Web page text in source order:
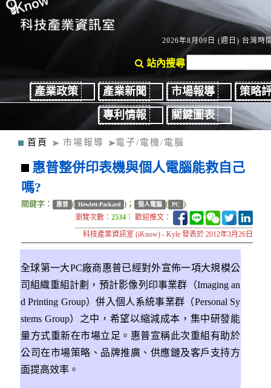
2026年8月09日 (週日) 台灣時
站內搜尋
產業政策 產業新聞 市場報導
策略
專利情報
關鍵圖表
首頁 市場報導 電子/電機/電腦
惠普整併印表機與個人電腦能救自己
嗎?
關鍵字： 惠普 ( Hewlett-Packard )； 個人電腦 ( PC )
瀏覽次數：2534 ｜ 歡迎推文：
科技產業資訊室 (iKnow) - Kyle 發表於 2012年3月26日
全球第一大PC廠商惠普已經對外宣佈一項大規模公
司組織重組計劃，預計影像列印事業群（Imaging an
d Printing Group）併入個人系統事業群（Personal Sy
stems Group）之中，希望以縮減成本，集中研發能
量方式重新在市場立足。惠普宣稱此次重組有助於
公司在市場策略、品牌推廣、供應鏈及客戶支持方
面提高效率。